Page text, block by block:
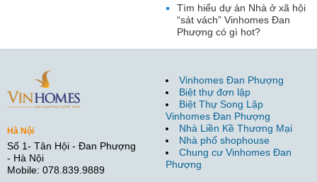
Tìm hiểu dự án Nhà ở xã hội
“sát vách” Vinhomes Đan
Phượng có gì hot?
Hà Nội
Số 1- Tân Hội - Đan Phượng
- Hà Nội
Mobile: 078.839.9889
Vinhomes Đan Phượng
Biệt thự đơn lập
Biệt Thự Song Lập
Vinhomes Đan Phượng
Nhà Liền Kề Thương Mại
Nhà phố shophouse
Chung cư Vinhomes Đan
Phượng